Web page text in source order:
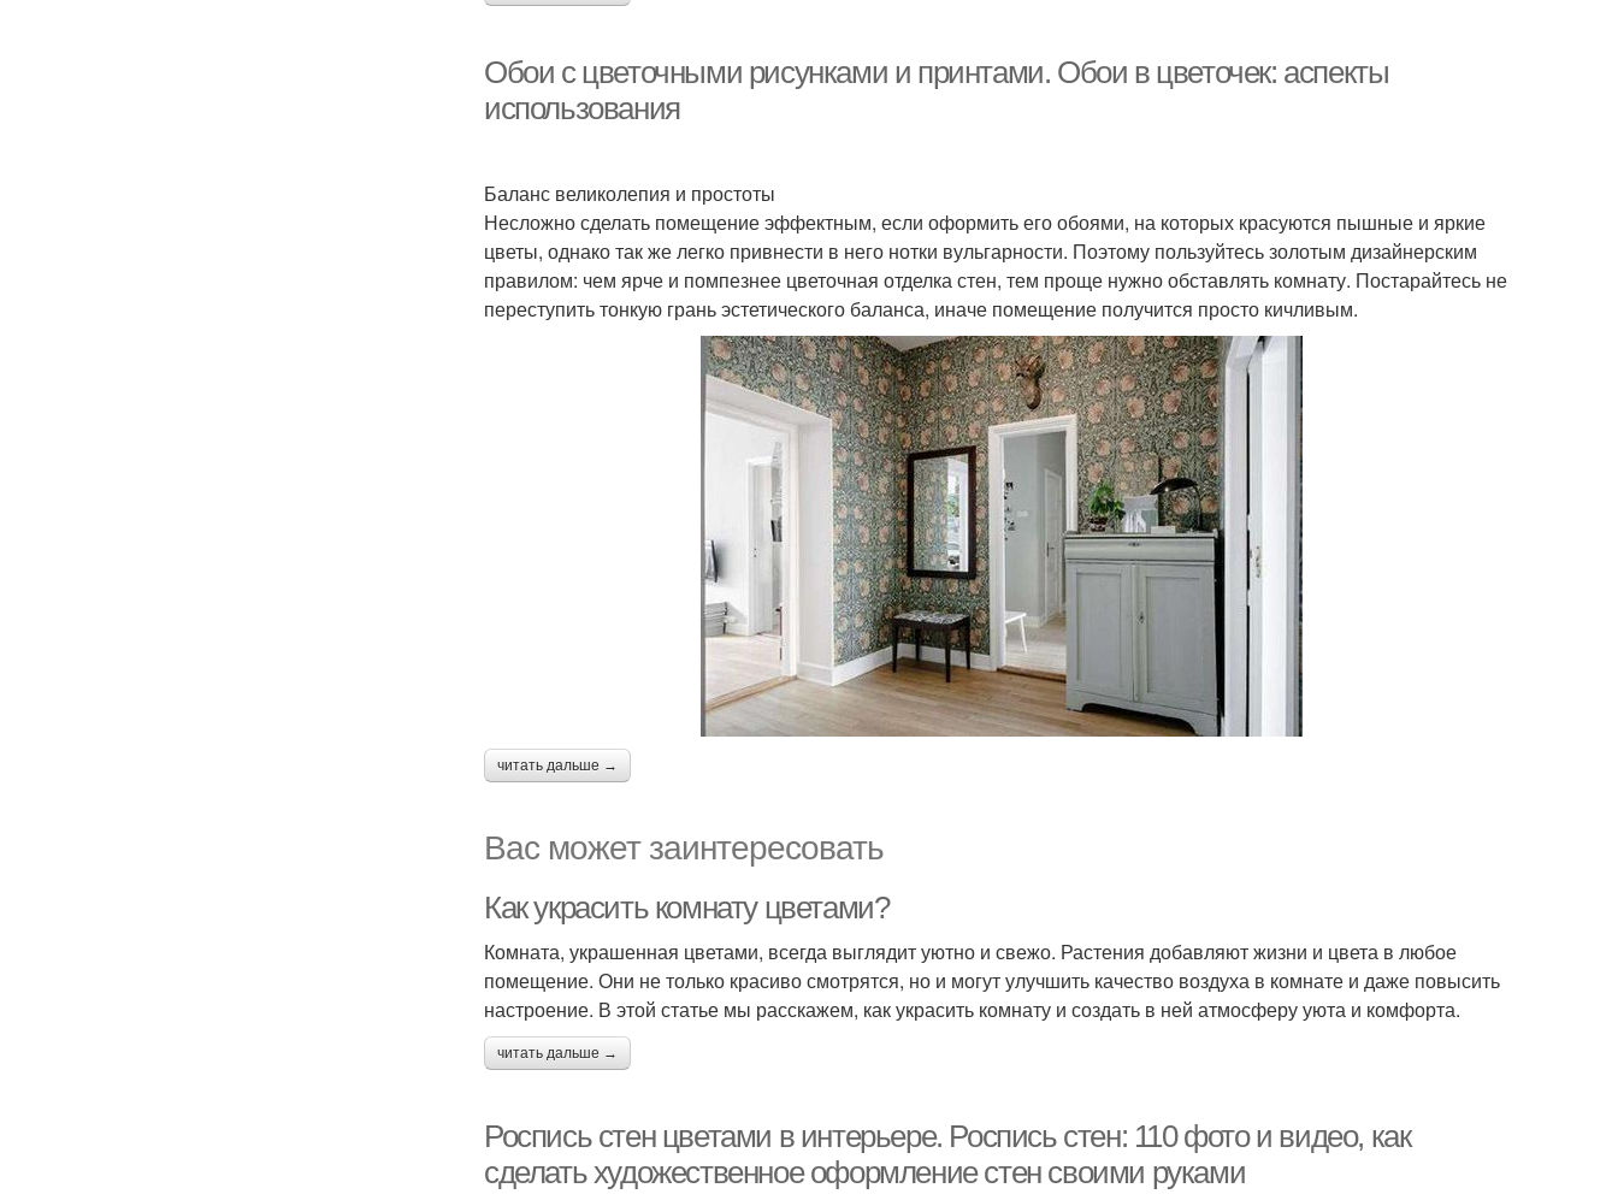
Обои с цветочными рисунками и принтами. Обои в цветочек: аспекты
использования
Баланс великолепия и простоты
Несложно сделать помещение эффектным, если оформить его обоями, на которых красуются пышные и яркие
цветы, однако так же легко привнести в него нотки вульгарности. Поэтому пользуйтесь золотым дизайнерским
правилом: чем ярче и помпезнее цветочная отделка стен, тем проще нужно обставлять комнату. Постарайтесь не
переступить тонкую грань эстетического баланса, иначе помещение получится просто кичливым.
читать дальше →
Вас может заинтересовать
Как украсить комнату цветами?
Комната, украшенная цветами, всегда выглядит уютно и свежо. Растения добавляют жизни и цвета в любое
помещение. Они не только красиво смотрятся, но и могут улучшить качество воздуха в комнате и даже повысить
настроение. В этой статье мы расскажем, как украсить комнату и создать в ней атмосферу уюта и комфорта.
читать дальше →
Роспись стен цветами в интерьере. Роспись стен: 110 фото и видео, как
сделать художественное оформление стен своими руками